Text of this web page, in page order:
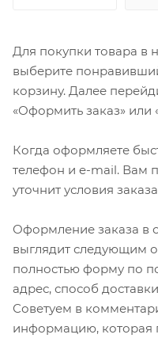
Для покупки товара в
выберите
корзину. Далее
«Оформить заказ» или
Когда оформляете
телефон и e-mail. Вам
уточнит условия
Оформление заказа в
выглядит следующим
полностью форму по
адрес, способ
Советуем в
информацию, которая